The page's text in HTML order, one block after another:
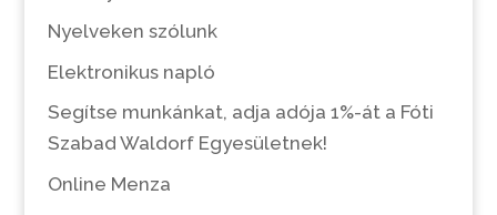
Nyelveken szólunk
Elektronikus napló
Segítse munkánkat, adja adója 1%-át a Fóti
Szabad Waldorf Egyesületnek!
Online Menza